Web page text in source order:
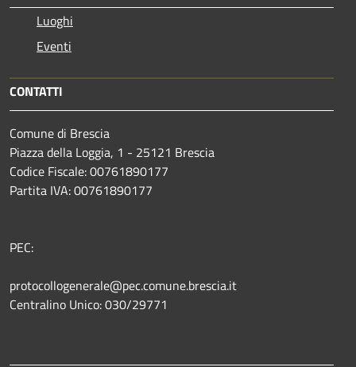
Luoghi
Eventi
CONTATTI
Comune di Brescia
Piazza della Loggia, 1 - 25121 Brescia
Codice Fiscale: 00761890177
Partita IVA: 00761890177
PEC:
protocollogenerale@pec.comune.brescia.it
Centralino Unico: 030/29771